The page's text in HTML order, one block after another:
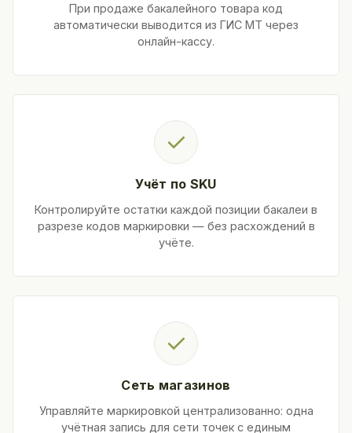
При продаже бакалейного товара код
автоматически выводится из ГИС МТ через
онлайн-кассу.
✓
Учёт по SKU
Контролируйте остатки каждой позиции бакалеи в
разрезе кодов маркировки — без расхождений в
учёте.
✓
Сеть магазинов
Управляйте маркировкой централизованно: одна
учётная запись для сети точек с единым